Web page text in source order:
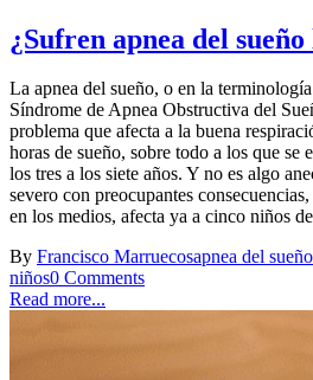
¿Sufren apnea del sueño
La apnea del sueño, o en la
Síndrome de Apnea Obstructiva del
problema que afecta a la buena
horas de sueño, sobre todo a los que se
los tres a los siete años. Y no es algo
severo con preocupantes
en los medios, afecta ya a cinco niños
By Francisco Marruecosapnea del
niños0 Comments
Read more...